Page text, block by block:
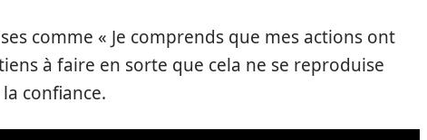
comme « Je comprends que mes actions ont
à faire en sorte que cela ne se reproduise
confiance.